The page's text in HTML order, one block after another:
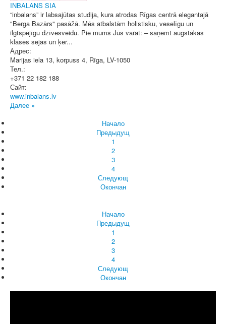
INBALANS SIA
“inbalans” ir labsajūtas studija, kura atrodas Rīgas centrā elegantajā
"Berga Bazārs" pasāžā. Mēs atbalstām holistisku, veselīgu un
ilgtspējīgu dzīvesveidu. Pie mums Jūs varat: – saņemt augstākas
klases sejas un ķer...
Адрес:
Marijas iela 13, korpuss 4, Rīga, LV-1050
Тел.:
+371 22 182 188
Сайт:
www.inbalans.lv
Далее »
Начало
Предыдущ
1
2
3
4
Следующ
Окончан
Начало
Предыдущ
1
2
3
4
Следующ
Окончан